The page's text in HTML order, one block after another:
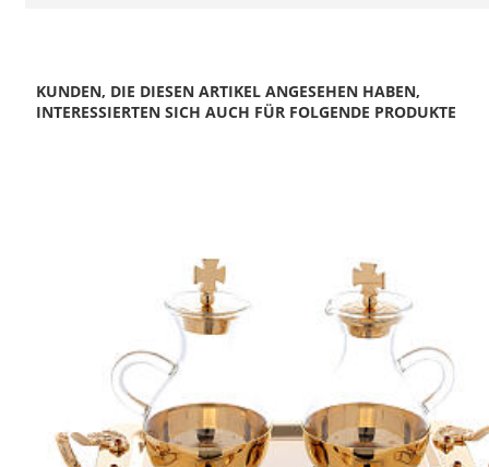
KUNDEN, DIE DIESEN ARTIKEL ANGESEHEN HABEN,
INTERESSIERTEN SICH AUCH FÜR FOLGENDE PRODUKTE